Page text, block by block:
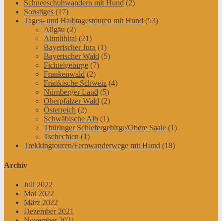
Schneeschuhwandern mit Hund (2)
Sonstiges (17)
Tages- und Halbtagestouren mit Hund (53)
Allgäu (2)
Altmühltal (21)
Bayerischer Jura (1)
Bayerischer Wald (5)
Fichtelgebirge (7)
Frankenwald (2)
Fränkische Schweiz (4)
Nürnberger Land (5)
Oberpfälzer Wald (2)
Österreich (2)
Schwäbische Alb (1)
Thüringer Schiefergebirge/Obere Saale (1)
Tschechien (1)
Trekkingtouren/Fernwanderwege mit Hund (18)
Archiv
Juli 2022
Mai 2022
März 2022
Dezember 2021